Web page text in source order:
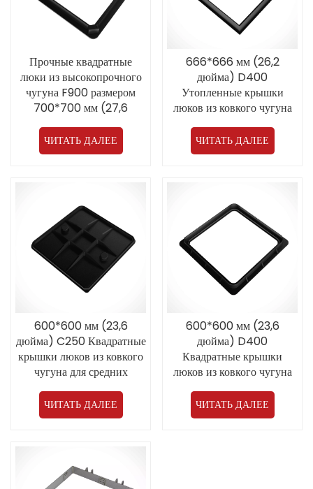
Прочные квадратные
люки из высокопрочного
чугуна F900 размером
700*700 мм (27,6
дюйма) применяются в
аэропортах.
ЧИТАТЬ ДАЛЕЕ
666*666 мм (26,2
дюйма) D400
Утопленные крышки
люков из ковкого чугуна
для средних условий
эксплуатации
ЧИТАТЬ ДАЛЕЕ
600*600 мм (23,6
дюйма) C250 Квадратные
крышки люков из ковкого
чугуна для средних
Прямая продажа от
производителя
ЧИТАТЬ ДАЛЕЕ
600*600 мм (23,6
дюйма) D400
Квадратные крышки
люков из ковкого чугуна
эксплуатации
ЧИТАТЬ ДАЛЕЕ